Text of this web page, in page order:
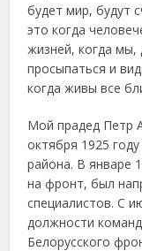
будет мир, будут
это когда
жизней, когда
просыпаться и
когда живы все
Мой прадед Петр
октября 1925
района. В январе
на фронт, был
специалистов. С
должности
Белорусского